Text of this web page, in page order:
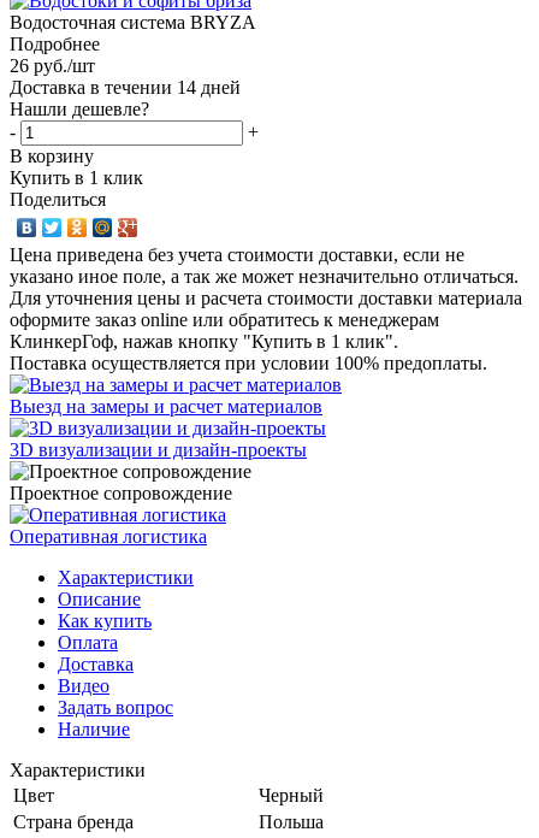
Водосточная система BRYZA
Подробнее
26 руб./шт
Доставка в течении 14 дней
Нашли дешевле?
-
+
В корзину
Купить в 1 клик
Поделиться
Цена приведена без учета стоимости доставки, если не
указано иное поле, а так же может незначительно отличаться.
Для уточнения цены и расчета стоимости доставки материала
оформите заказ online или обратитесь к менеджерам
КлинкерГоф, нажав кнопку "Купить в 1 клик".
Поставка осуществляется при условии 100% предоплаты.
Выезд на замеры и расчет материалов
3D визуализации и дизайн-проекты
Проектное сопровождение
Оперативная логистика
Характеристики
Описание
Как купить
Оплата
Доставка
Видео
Задать вопрос
Наличие
Характеристики
Цвет
Черный
Страна бренда
Польша